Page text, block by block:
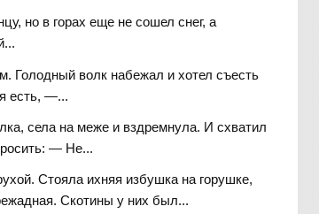
но в горах еще не сошел снег, а
Голодный волк набежал и хотел съесть
есть, —...
села на меже и вздремнула. И схватил
— Не...
Стояла ихняя избушка на горушке,
Скотины у них был...